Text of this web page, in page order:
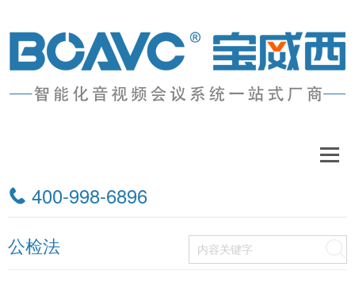
400-998-6896
请选择
公检法